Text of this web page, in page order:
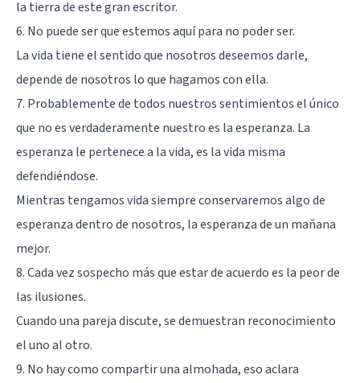
la tierra de este gran escritor.
6. No puede ser que estemos aquí para no poder ser.
La vida tiene el sentido que nosotros deseemos darle,
depende de nosotros lo que hagamos con ella.
7. Probablemente de todos nuestros sentimientos el único
que no es verdaderamente nuestro es la esperanza. La
esperanza le pertenece a la vida, es la vida misma
defendiéndose.
Mientras tengamos vida siempre conservaremos algo de
esperanza dentro de nosotros, la esperanza de un mañana
mejor.
8. Cada vez sospecho más que estar de acuerdo es la peor de
las ilusiones.
Cuando una pareja discute, se demuestran reconocimiento
el uno al otro.
9. No hay como compartir una almohada, eso aclara